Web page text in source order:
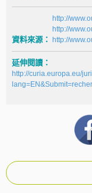
資料來源：
http://
http://
http://
延伸閱讀：
http://curia.europa.eu/